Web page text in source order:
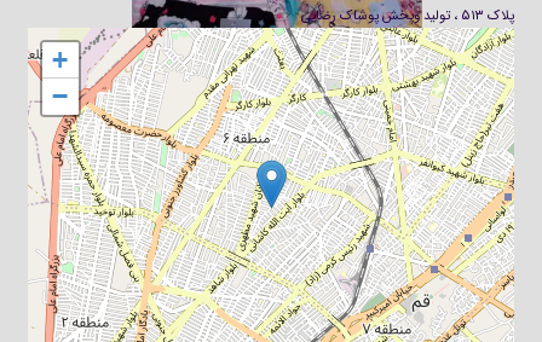
پلاک ۵۱۳ ، تولید وپخش پوشاک رضایی
+
−
+
−